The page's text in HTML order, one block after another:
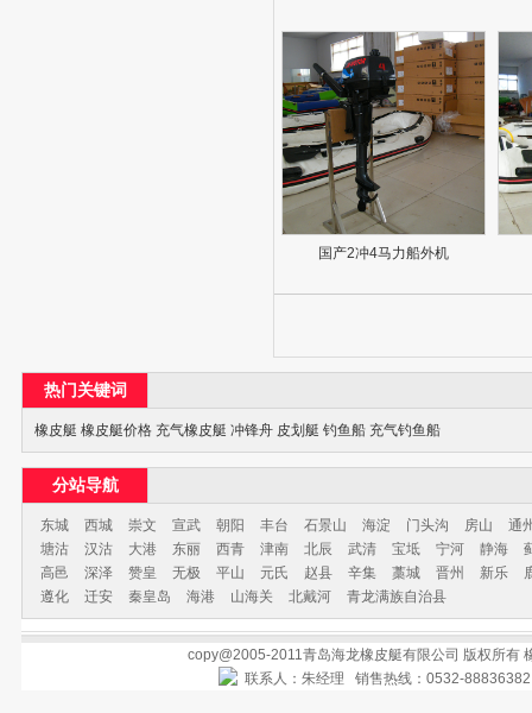
国产2冲4马力船外机
热门关键词
橡皮艇 橡皮艇价格 充气橡皮艇 冲锋舟 皮划艇 钓鱼船 充气钓鱼船
分站导航
东城 西城 崇文 宣武 朝阳 丰台 石景山 海淀 门头沟 房山
通
塘沽
汉沽 大港 东丽 西青 津南 北辰 武清 宝坻 宁河 静海
高邑
深泽 赞皇 无极 平山 元氏 赵县 辛集 藁城 晋州 新乐
遵化
迁安 秦皇岛 海港 山海关 北戴河 青龙满族自治县
copy@2005-2011青岛海龙橡皮艇有限公司 版权所有
联系人：朱经理 销售热线：0532-